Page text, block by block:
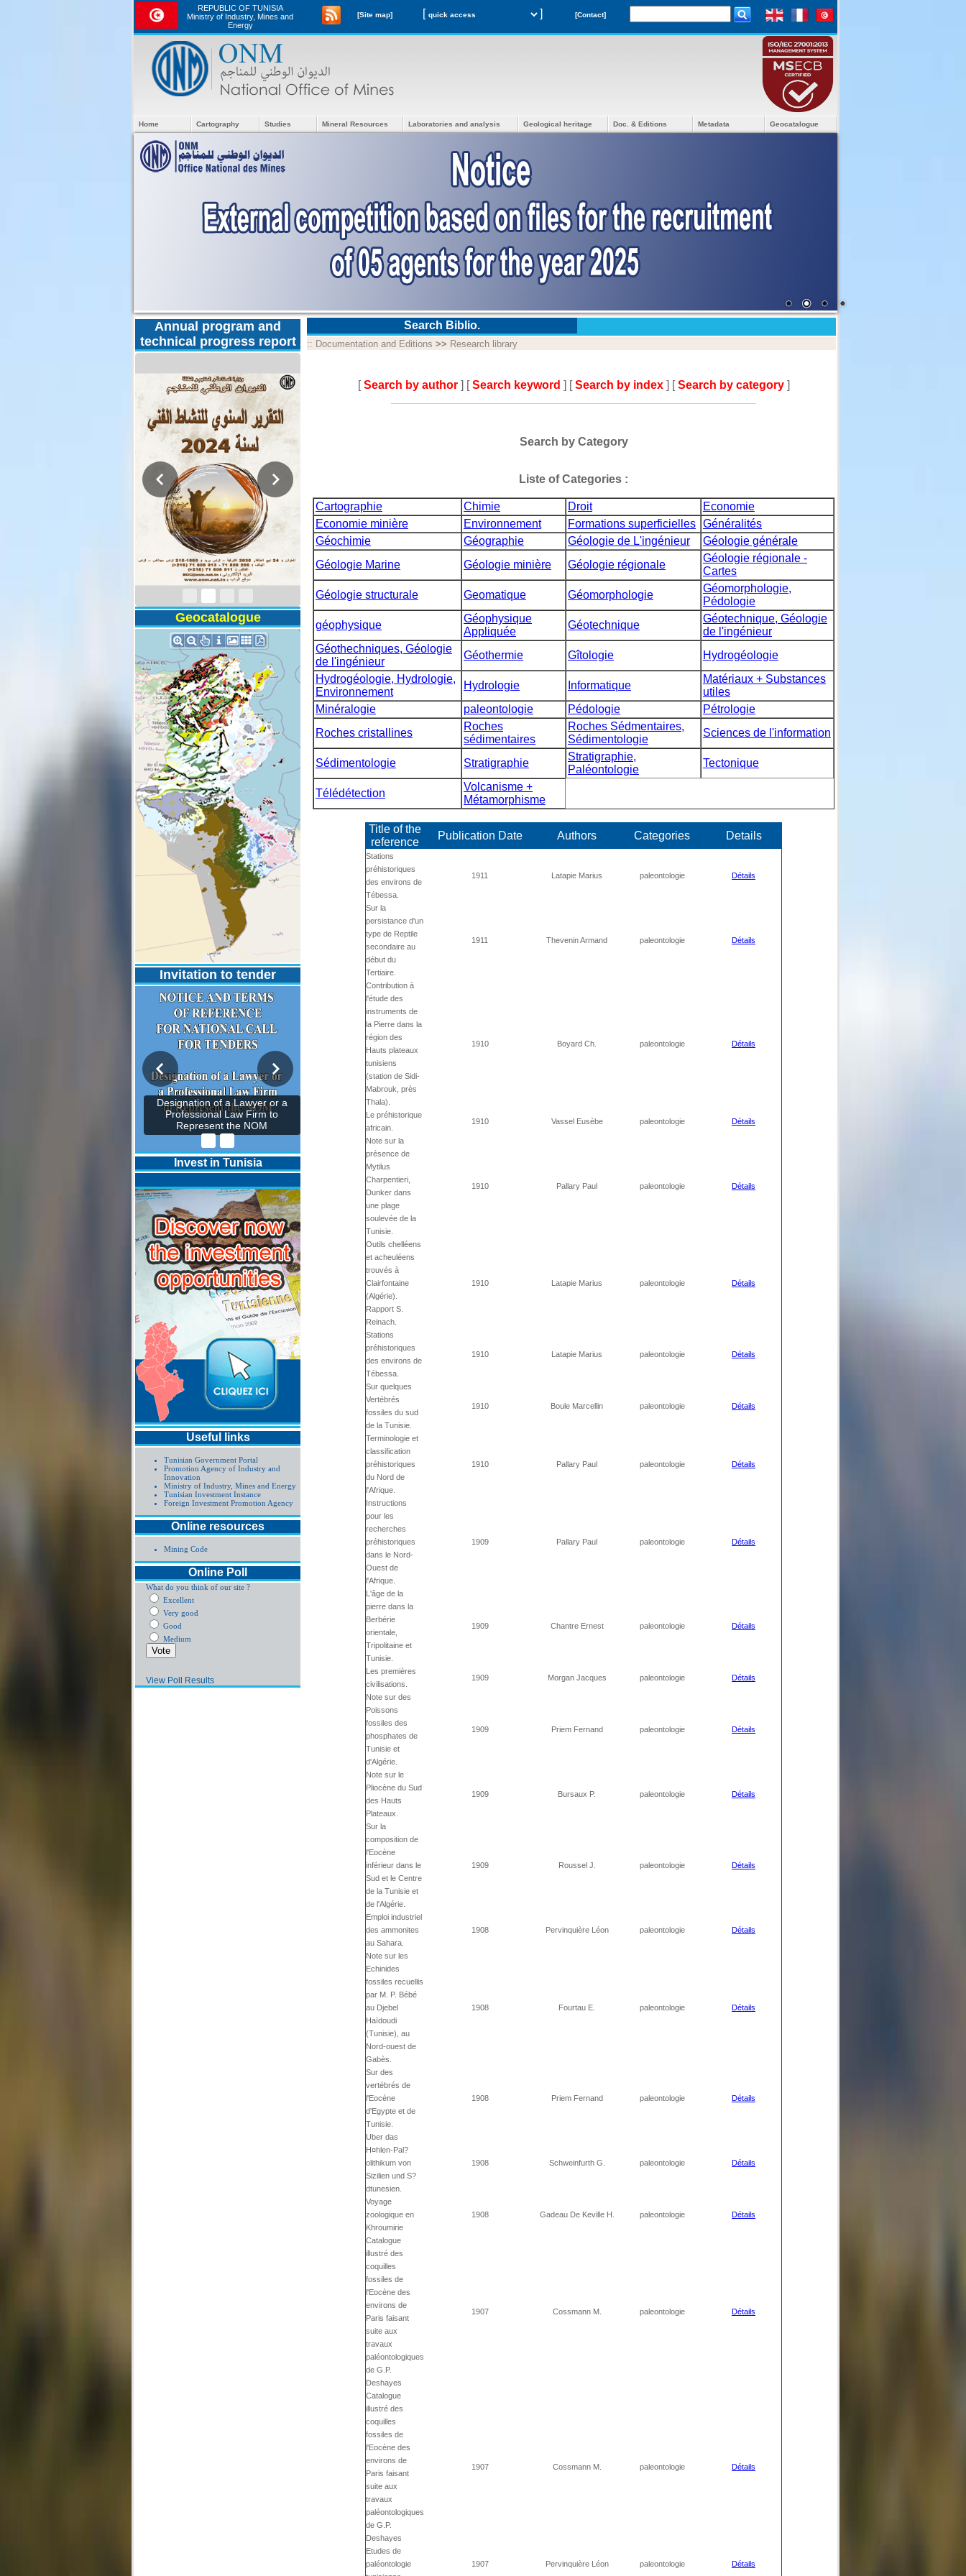
REPUBLIC OF TUNISIA
Ministry of Industry, Mines and
Energy
[Site map] [ ] [Contact]
Home Cartography Studies Mineral Resources Laboratories and analysis Geological heritage Doc. & Editions Metadata Geocatalogue
Annual program and
technical progress report
Activity Report 2024
Geocatalogue
Invitation to tender
Designation of a Lawyer or a
Professional Law Firm to
Represent the NOM
Invest in Tunisia
Useful links
Tunisian Government Portal
Promotion Agency of Industry and
Innovation
Ministry of Industry, Mines and Energy
Tunisian Investment Instance
Foreign Investment Promotion Agency
Online resources
Mining Code
Online Poll
What do you think of our site ?
Excellent
Very good
Good
Medium
View Poll Results
Search Biblio.
:: Documentation and Editions >> Research library
[Search by author ] [Search keyword ] [Search by index ] [Search by category ]
Search by Category
Liste of Categories :
Cartographie Chimie Droit
Economie
Economie minière
Environnement Formations superficielles Généralités
Géochimie
Géographie Géologie de L'ingénieur
Géologie générale
Géologie Marine
Géologie minière Géologie régionale
Géologie régionale -
Cartes
Géologie structurale
Geomatique Géomorphologie
Géomorphologie,
Pédologie
géophysique
Géophysique
Appliquée
Géotechnique
Géotechnique, Géologie
de l'ingénieur
Géothechniques, Géologie
de l'ingénieur
Géothermie Gîtologie
Hydrogéologie
Hydrogéologie, Hydrologie,
Environnement
Hydrologie Informatique
Matériaux + Substances
utiles
Minéralogie
paleontologie Pédologie
Pétrologie
Roches cristallines
Roches
sédimentaires
Roches Sédmentaires,
Sédimentologie
Sciences de l'information
Sédimentologie Stratigraphie
Stratigraphie,
Paléontologie
Tectonique
Télédétection
Volcanisme +
Métamorphisme
Title of the
reference
Publication Date Authors Categories Details
Stations
préhistoriques
des environs de
Tébessa.
1911 Latapie Marius paleontologie Détails
Sur la
persistance d'un
type de Reptile
secondaire au
début du
Tertiaire.
1911 Thevenin Armand paleontologie Détails
Contribution à
l'étude des
instruments de
la Pierre dans la
région des
Hauts plateaux
tunisiens
(station de Sidi-
Mabrouk, près
Thala).
1910 Boyard Ch. paleontologie Détails
Le préhistorique
africain.
1910 Vassel Eusèbe paleontologie Détails
Note sur la
présence de
Mytilus
Charpentieri,
Dunker dans
une plage
soulevée de la
Tunisie.
1910 Pallary Paul paleontologie Détails
Outils chelléens
et acheuléens
trouvés à
Clairfontaine
(Algérie).
Rapport S.
Reinach.
1910 Latapie Marius paleontologie Détails
Stations
préhistoriques
des environs de
Tébessa.
1910 Latapie Marius paleontologie Détails
Sur quelques
Vertébrés
fossiles du sud
de la Tunisie.
1910 Boule Marcellin paleontologie Détails
Terminologie et
classification
préhistoriques
du Nord de
l'Afrique.
1910 Pallary Paul paleontologie Détails
Instructions
pour les
recherches
préhistoriques
dans le Nord-
Ouest de
l'Afrique.
1909 Pallary Paul paleontologie Détails
L'âge de la
pierre dans la
Berbérie
orientale,
Tripolitaine et
Tunisie.
1909 Chantre Ernest paleontologie Détails
Les premières
civilisations.
1909 Morgan Jacques paleontologie Détails
Note sur des
Poissons
fossiles des
phosphates de
Tunisie et
d'Algérie.
1909 Priem Fernand paleontologie Détails
Note sur le
Pliocène du Sud
des Hauts
Plateaux.
1909 Bursaux P. paleontologie Détails
Sur la
composition de
l'Eocène
inférieur dans le
Sud et le Centre
de la Tunisie et
de l'Algérie.
1909 Roussel J. paleontologie Détails
Emploi industriel
des ammonites
au Sahara.
1908 Pervinquière Léon paleontologie Détails
Note sur les
Echinides
fossiles recuellis
par M. P. Bébé
au Djebel
Haïdoudi
(Tunisie), au
Nord-ouest de
Gabès.
1908 Fourtau E. paleontologie Détails
Sur des
vertébrés de
l'Eocène
d'Egypte et de
Tunisie.
1908 Priem Fernand paleontologie Détails
Uber das
H¤hlen-Pal?
olithikum von
Sizilien und S?
dtunesien.
1908 Schweinfurth G. paleontologie Détails
Voyage
zoologique en
Khroumirie
1908 Gadeau De Keville H. paleontologie Détails
Catalogue
illustré des
coquilles
fossiles de
l'Eocène des
environs de
Paris faisant
suite aux
travaux
paléontologiques
de G.P.
Deshayes
1907 Cossmann M. paleontologie Détails
Catalogue
illustré des
coquilles
fossiles de
l'Eocène des
environs de
Paris faisant
suite aux
travaux
paléontologiques
de G.P.
Deshayes
1907 Cossmann M. paleontologie Détails
Etudes de
paléontologie
1907 Pervinquière Léon paleontologie Détails